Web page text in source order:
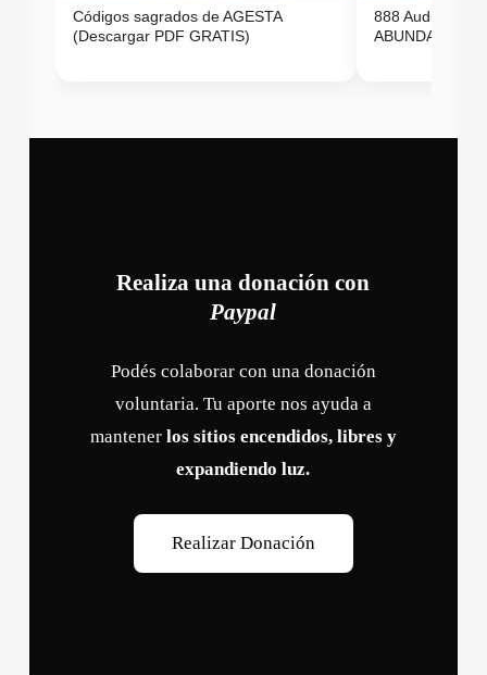
Códigos sagrados de AGESTA
(Descargar PDF GRATIS)
888 Audio
ABUNDANCIA
Realiza una donación con
Paypal
Podés colaborar con una donación
voluntaria. Tu aporte nos ayuda a
mantener los sitios encendidos, libres y
expandiendo luz.
Realizar Donación